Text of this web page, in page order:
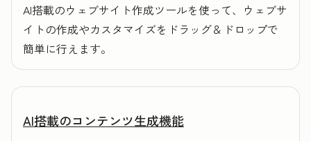
AI搭載のウェブサイト作成ツールを使って、ウェブサ
イトの作成やカスタマイズをドラッグ＆ドロップで
簡単に行えます。
AI搭載のコンテンツ生成機能